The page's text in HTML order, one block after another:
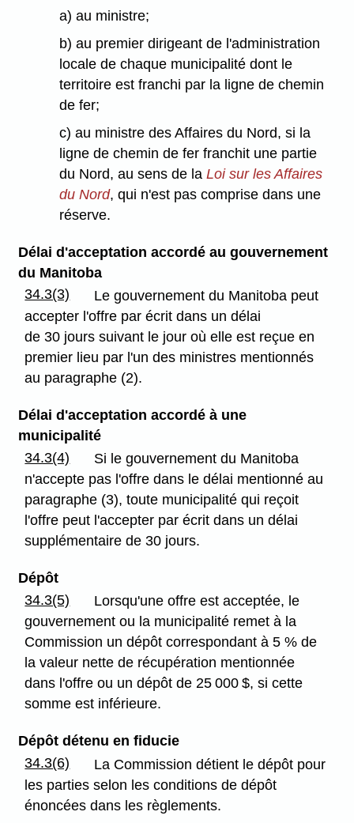
a) au ministre;
b) au premier dirigeant de l'administration
locale de chaque municipalité dont le
territoire est franchi par la ligne de chemin
de fer;
c) au ministre des Affaires du Nord, si la
ligne de chemin de fer franchit une partie
du Nord, au sens de laLoi sur les Affaires
du Nord, qui n'est pas comprise dans une
réserve.
Délai d'acceptation accordé au gouvernement
du Manitoba
34.3(3)
Le gouvernement du Manitoba peut
accepter l'offre par écrit dans un délai
de 30 jours suivant le jour où elle est reçue en
premier lieu par l'un des ministres mentionnés
au paragraphe (2).
Délai d'acceptation accordé à une
municipalité
34.3(4)
Si le gouvernement du Manitoba
n'accepte pas l'offre dans le délai mentionné au
paragraphe (3), toute municipalité qui reçoit
l'offre peut l'accepter par écrit dans un délai
supplémentaire de 30 jours.
Dépôt
34.3(5)
Lorsqu'une offre est acceptée, le
gouvernement ou la municipalité remet à la
Commission un dépôt correspondant à 5 % de
la valeur nette de récupération mentionnée
dans l'offre ou un dépôt de 25 000 $, si cette
somme est inférieure.
Dépôt détenu en fiducie
34.3(6)
La Commission détient le dépôt pour
les parties selon les conditions de dépôt
énoncées dans les règlements.